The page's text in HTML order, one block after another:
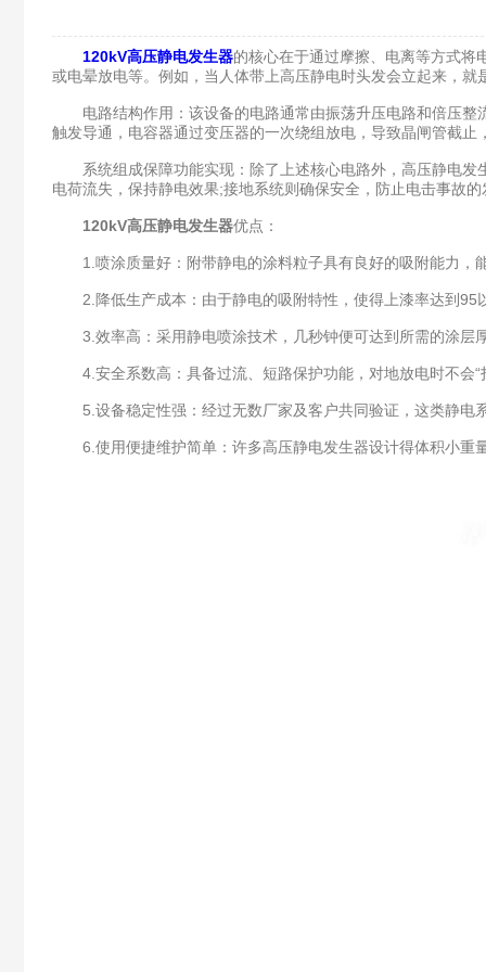
120kV高压静电发生器的核心在于通过摩擦、电离等方式将
或电晕放电等。例如，当人体带上高压静电时头发会立起来，
电路结构作用：该设备的电路通常由振荡升压电路和倍压整
触发导通，电容器通过变压器的一次绕组放电，导致晶闸管截
系统组成保障功能实现：除了上述核心电路外，高压静电发
电荷流失，保持静电效果;接地系统则确保安全，防止电击事故的
120kV高压静电发生器优点：
1.喷涂质量好：附带静电的涂料粒子具有良好的吸附能力，
2.降低生产成本：由于静电的吸附特性，使得上漆率达到95
3.效率高：采用静电喷涂技术，几秒钟便可达到所需的涂层
4.安全系数高：具备过流、短路保护功能，对地放电时不会“
5.设备稳定性强：经过无数厂家及客户共同验证，这类静电
6.使用便捷维护简单：许多高压静电发生器设计得体积小重